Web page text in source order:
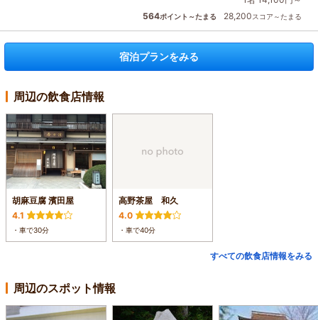
564ポイント～たまる 28,200スコア～たまる
宿泊プランをみる
周辺の飲食店情報
胡麻豆腐 濱田屋
4.1
・車で30分
高野茶屋 和久
4.0
・車で40分
すべての飲食店情報をみる
周辺のスポット情報